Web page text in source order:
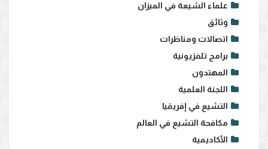
علماء الشيعة في الميزان
وثائق
اتصالات ومناظرات
برامج تلفزيونية
المهتدون
اللجنة العلمية
التشيع في إفريقيا
مكافحة التشيع في العالم
الأكاديمية